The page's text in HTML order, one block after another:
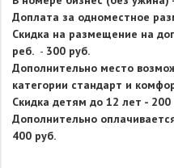
Доплата за одноместное
Скидка на размещение на
реб. - 300 руб.
Дополнительно место
категории стандарт и
Скидка детям до 12 лет - 200
Дополнительно
400 руб.